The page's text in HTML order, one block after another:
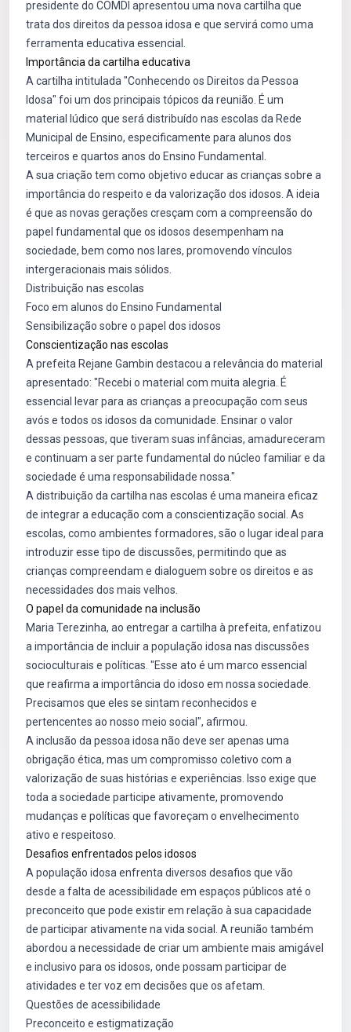
presidente do COMDI apresentou uma nova cartilha que
trata dos direitos da pessoa idosa e que servirá como uma
ferramenta educativa essencial.
Importância da cartilha educativa
A cartilha intitulada "Conhecendo os Direitos da Pessoa
Idosa" foi um dos principais tópicos da reunião. É um
material lúdico que será distribuído nas escolas da Rede
Municipal de Ensino, especificamente para alunos dos
terceiros e quartos anos do Ensino Fundamental.
A sua criação tem como objetivo educar as crianças sobre a
importância do respeito e da valorização dos idosos. A ideia
é que as novas gerações cresçam com a compreensão do
papel fundamental que os idosos desempenham na
sociedade, bem como nos lares, promovendo vínculos
intergeracionais mais sólidos.
Distribuição nas escolas
Foco em alunos do Ensino Fundamental
Sensibilização sobre o papel dos idosos
Conscientização nas escolas
A prefeita Rejane Gambin destacou a relevância do material
apresentado: "Recebi o material com muita alegria. É
essencial levar para as crianças a preocupação com seus
avós e todos os idosos da comunidade. Ensinar o valor
dessas pessoas, que tiveram suas infâncias, amadureceram
e continuam a ser parte fundamental do núcleo familiar e da
sociedade é uma responsabilidade nossa."
A distribuição da cartilha nas escolas é uma maneira eficaz
de integrar a educação com a conscientização social. As
escolas, como ambientes formadores, são o lugar ideal para
introduzir esse tipo de discussões, permitindo que as
crianças compreendam e dialoguem sobre os direitos e as
necessidades dos mais velhos.
O papel da comunidade na inclusão
Maria Terezinha, ao entregar a cartilha à prefeita, enfatizou
a importância de incluir a população idosa nas discussões
socioculturais e políticas. "Esse ato é um marco essencial
que reafirma a importância do idoso em nossa sociedade.
Precisamos que eles se sintam reconhecidos e
pertencentes ao nosso meio social", afirmou.
A inclusão da pessoa idosa não deve ser apenas uma
obrigação ética, mas um compromisso coletivo com a
valorização de suas histórias e experiências. Isso exige que
toda a sociedade participe ativamente, promovendo
mudanças e políticas que favoreçam o envelhecimento
ativo e respeitoso.
Desafios enfrentados pelos idosos
A população idosa enfrenta diversos desafios que vão
desde a falta de acessibilidade em espaços públicos até o
preconceito que pode existir em relação à sua capacidade
de participar ativamente na vida social. A reunião também
abordou a necessidade de criar um ambiente mais amigável
e inclusivo para os idosos, onde possam participar de
atividades e ter voz em decisões que os afetam.
Questões de acessibilidade
Preconceito e estigmatização